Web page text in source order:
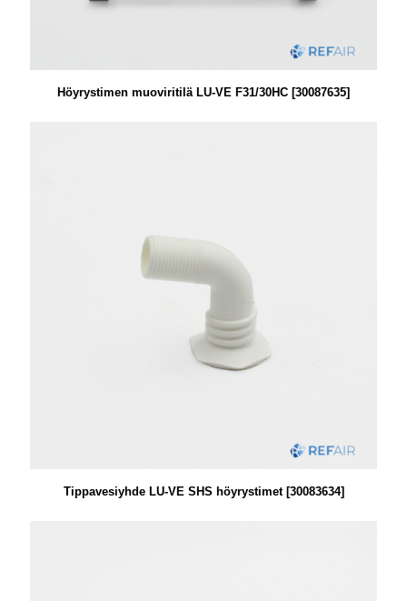
Höyrystimen muoviritilä LU-VE F31/30HC [30087635]
Tippavesiyhde LU-VE SHS höyrystimet [30083634]